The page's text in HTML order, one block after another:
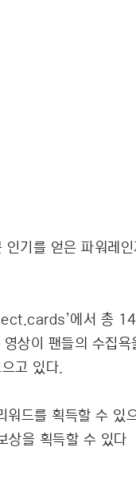
기를 얻은 파워레인
에서 총
상이 팬들의 수집
고 있다.
드를 획득할 수 있
상을 획득할 수 있다